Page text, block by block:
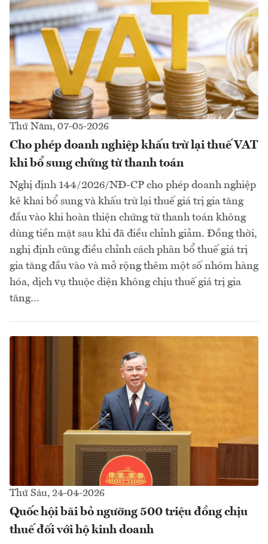
Thứ Năm, 07-05-2026
Cho phép doanh nghiệp khấu trừ lại thuế VAT
khi bổ sung chứng từ thanh toán
Nghị định 144/2026/NĐ-CP cho phép doanh nghiệp
kê khai bổ sung và khấu trừ lại thuế giá trị gia tăng
đầu vào khi hoàn thiện chứng từ thanh toán không
dùng tiền mặt sau khi đã điều chỉnh giảm. Đồng thời,
nghị định cũng điều chỉnh cách phân bổ thuế giá trị
gia tăng đầu vào và mở rộng thêm một số nhóm hàng
hóa, dịch vụ thuộc diện không chịu thuế giá trị gia
tăng…
Thứ Sáu, 24-04-2026
Quốc hội bãi bỏ ngưỡng 500 triệu đồng chịu
thuế đối với hộ kinh doanh